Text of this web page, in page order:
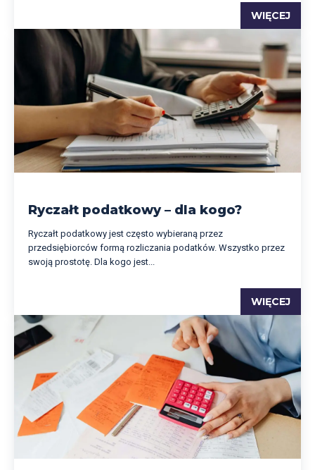
WIĘCEJ
Ryczałt podatkowy – dla kogo?
Ryczałt podatkowy jest często wybieraną przez
przedsiębiorców formą rozliczania podatków. Wszystko przez
swoją prostotę. Dla kogo jest...
WIĘCEJ